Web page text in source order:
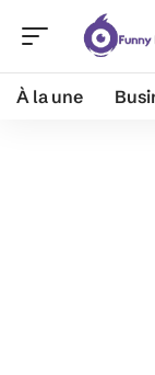
À la une